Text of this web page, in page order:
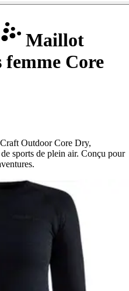
Maillot
femme Core
Outdoor Core Dry,
sports de plein air. Conçu pour